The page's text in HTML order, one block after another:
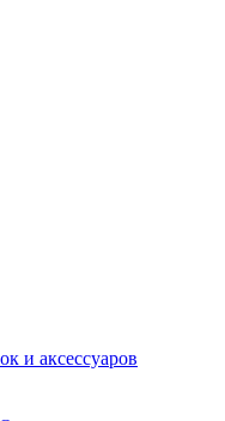
и аксессуаров